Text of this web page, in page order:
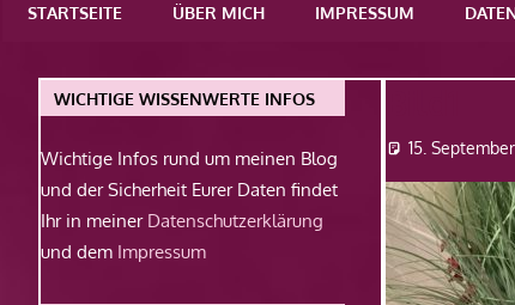
WordPress-
STARTSEITE ÜBER MICH IMPRESSUM
15.
WICHTIGE WISSENWERTE INFOS
Wichtige Infos rund um meinen Blog
und der Sicherheit Eurer Daten findet
Ihr in meiner Datenschutzerklärung
und dem Impressum